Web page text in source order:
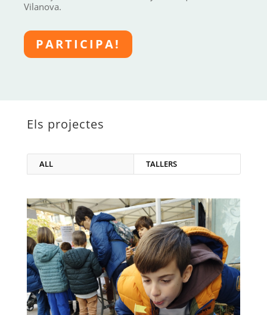
Vilanova.
PARTICIPA!
Els projectes
ALL TALLERS